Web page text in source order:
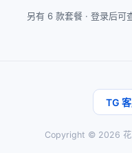
另有 6 款套餐 · 登录后可
TG
Copyright © 2026